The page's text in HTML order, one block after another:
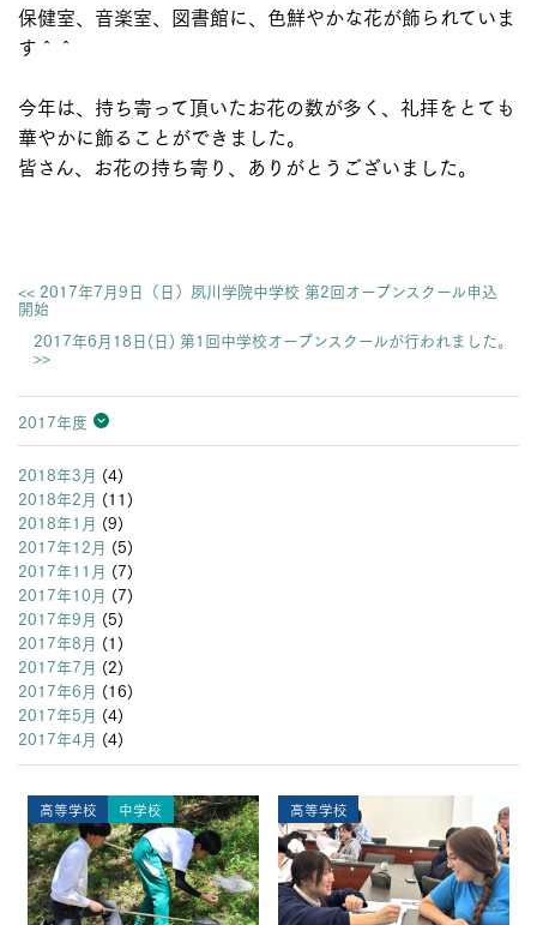
保健室、音楽室、図書館に、色鮮やかな花が飾られていま
す＾＾
今年は、持ち寄って頂いたお花の数が多く、礼拝をとても
華やかに飾ることができました。
皆さん、お花の持ち寄り、ありがとうございました。
<< 2017年7月9日（日）夙川学院中学校 第2回オープンスクール申込
開始
2017年6月18日(日) 第1回中学校オープンスクールが行われました。
>>
2017年度
2026年度
2025年度
2024年度
2023年度
2022年度
2021年度
2020年度
2019年度
2018年度
2017年度
2016年度
2015年度
2014年度
2013年度
2018年3月 (4)
2018年2月 (11)
2018年1月 (9)
2017年12月 (5)
2017年11月 (7)
2017年10月 (7)
2017年9月 (5)
2017年8月 (1)
2017年7月 (2)
2017年6月 (16)
2017年5月 (4)
2017年4月 (4)
高等学校 中学校 高等学校